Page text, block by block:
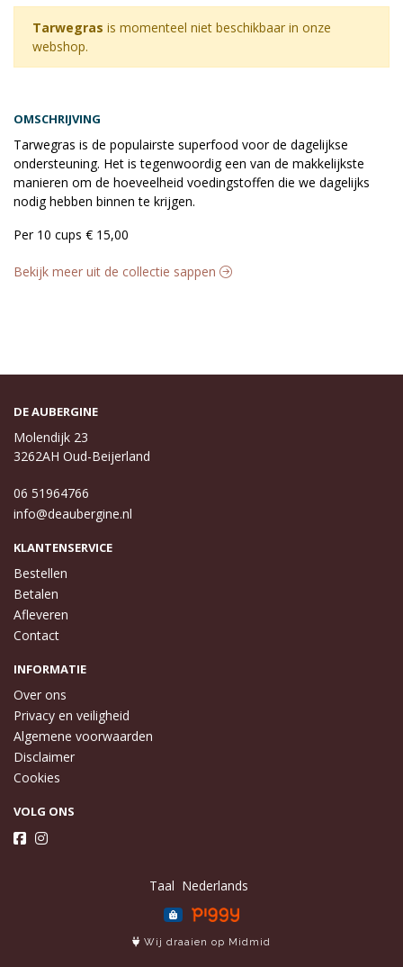
OMSCHRIJVING
Tarwegras is de populairste superfood voor de dagelijkse
ondersteuning. Het is tegenwoordig een van de makkelijkste
manieren om de hoeveelheid voedingstoffen die we dagelijks
nodig hebben binnen te krijgen.
Per 10 cups € 15,00
Tarwegras is momenteel niet beschikbaar in onze
webshop.
Bekijk meer uit de collectie sappen
DE AUBERGINE
Molendijk 23
3262AH Oud-Beijerland
06 51964766
info@deaubergine.nl
KLANTENSERVICE
Bestellen
Betalen
Afleveren
Contact
INFORMATIE
Over ons
Privacy en veiligheid
Algemene voorwaarden
Disclaimer
Cookies
VOLG ONS
Taal
Wij draaien op Midmid